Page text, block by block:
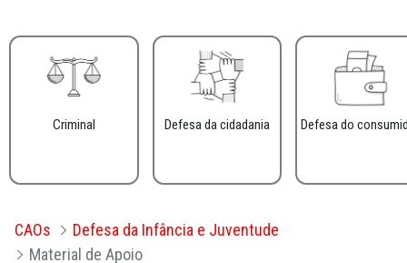
Criminal Defesa da cidadania Defesa do
CAOs
Defesa da Infância e Juventude
Material de Apoio